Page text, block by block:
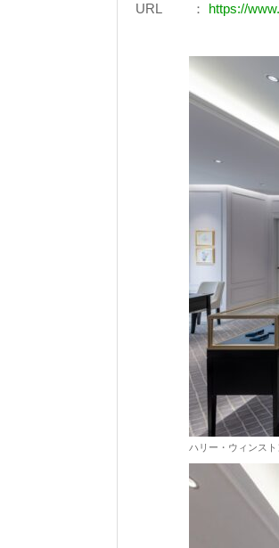
URL ：
https://
ハリー・ウィンス